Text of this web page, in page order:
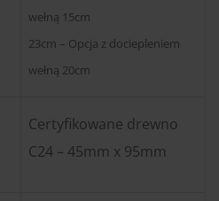
wełną 15cm
23cm – Opcja z dociepleniem
wełną 20cm
Certyfikowane drewno
C24 – 45mm x 95mm